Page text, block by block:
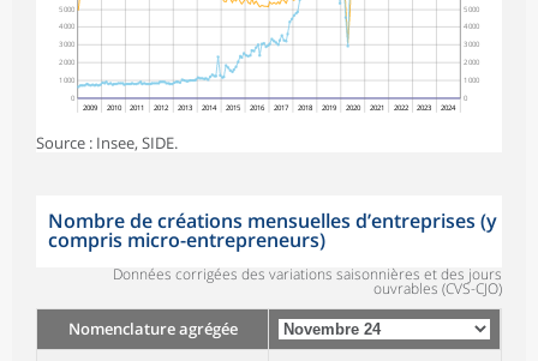
0
1 000
2 000
3 000
4 000
5 000
0
1 000
2 000
3 000
4 000
5 000
2009 2010 2011 2012 2013 2014 2015 2016 2017 2018 2019 2020 2021 2022 2023 2024
Source : Insee, SIDE.
Nombre de créations mensuelles d’entreprises (y
compris micro-entrepreneurs)
Données corrigées des variations saisonnières et des jours
ouvrables (CVS-CJO)
Nomenclature agrégée